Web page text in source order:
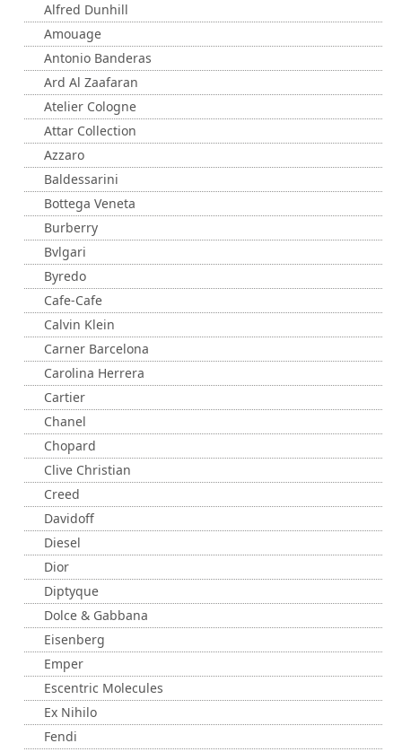
Alfred Dunhill
Amouage
Antonio Banderas
Ard Al Zaafaran
Atelier Cologne
Attar Collection
Azzaro
Baldessarini
Bottega Veneta
Burberry
Bvlgari
Byredo
Cafe-Cafe
Calvin Klein
Carner Barcelona
Carolina Herrera
Cartier
Chanel
Chopard
Clive Christian
Creed
Davidoff
Diesel
Dior
Diptyque
Dolce & Gabbana
Eisenberg
Emper
Escentric Molecules
Ex Nihilo
Fendi